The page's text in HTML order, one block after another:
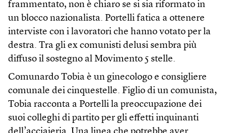
frammentato, non è chiaro se si sia riformato in
un blocco nazionalista. Portelli fatica a ottenere
interviste con i lavoratori che hanno votato per la
destra. Tra gli ex comunisti delusi sembra più
diffuso il sostegno al Movimento 5 stelle.
Comunardo Tobia è un ginecologo e consigliere
comunale dei cinquestelle. Figlio di un comunista,
Tobia racconta a Portelli la preoccupazione dei
suoi colleghi di partito per gli effetti inquinanti